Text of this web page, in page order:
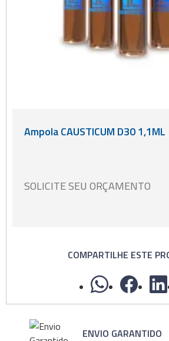
Ampola CAUSTICUM D30 1,1ML
SOLICITE SEU ORÇAMENTO
COMPARTILHE ESTE
ENVIO GARANTIDO